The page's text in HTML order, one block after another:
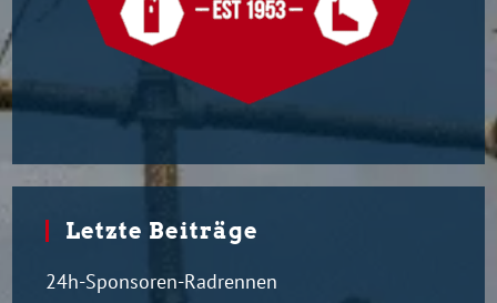
Letzte Beiträge
24h-Sponsoren-Radrennen